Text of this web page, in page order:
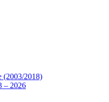
(2003/2018)
– 2026